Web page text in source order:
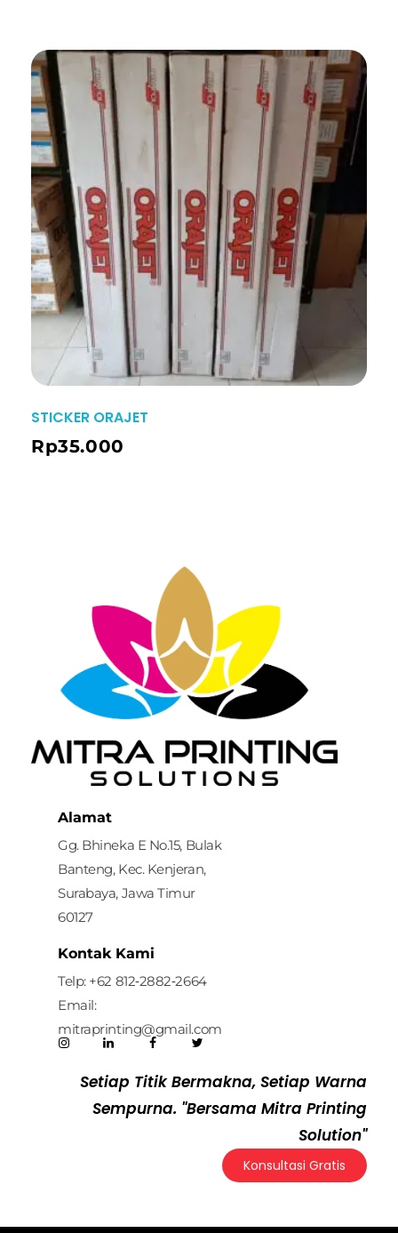
STICKER ORAJET
Rp35.000
Alamat
Gg. Bhineka E No.15, Bulak
Banteng, Kec. Kenjeran,
Surabaya, Jawa Timur
60127
Kontak Kami
Telp: ‪+62 812‑2882‑2664‬
Email:
mitraprinting@gmail.com
Setiap Titik Bermakna, Setiap Warna
Sempurna. "Bersama Mitra Printing
Solution"
Konsultasi Gratis